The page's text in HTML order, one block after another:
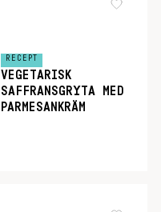
RECEPT
VEGETARISK
SAFFRANSGRYTA MED
PARMESANKRÄM